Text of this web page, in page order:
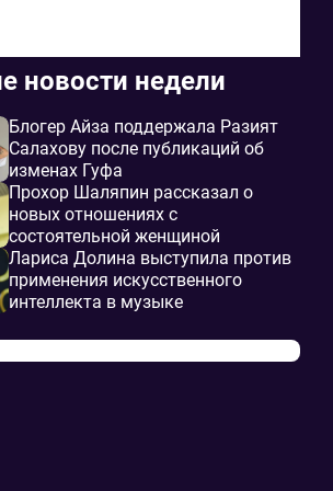
новости недели
Блогер Айза поддержала Разият
Салахову после публикаций об
изменах Гуфа
Прохор Шаляпин рассказал о
новых отношениях с
состоятельной женщиной
Лариса Долина выступила против
применения искусственного
интеллекта в музыке